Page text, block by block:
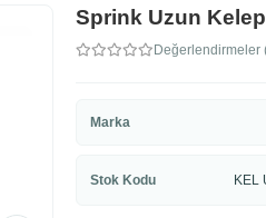
Sprink Uzun
Değerlendirmeler
Marka
Stok Kodu KEL